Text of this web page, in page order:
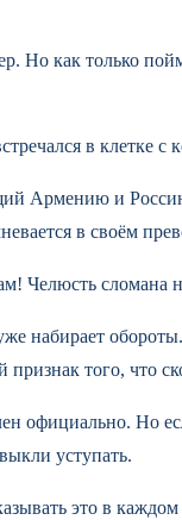
как только
в клетке
Армению и
в своём
Челюсть
набирает
того, что
Но
уступать.
это в